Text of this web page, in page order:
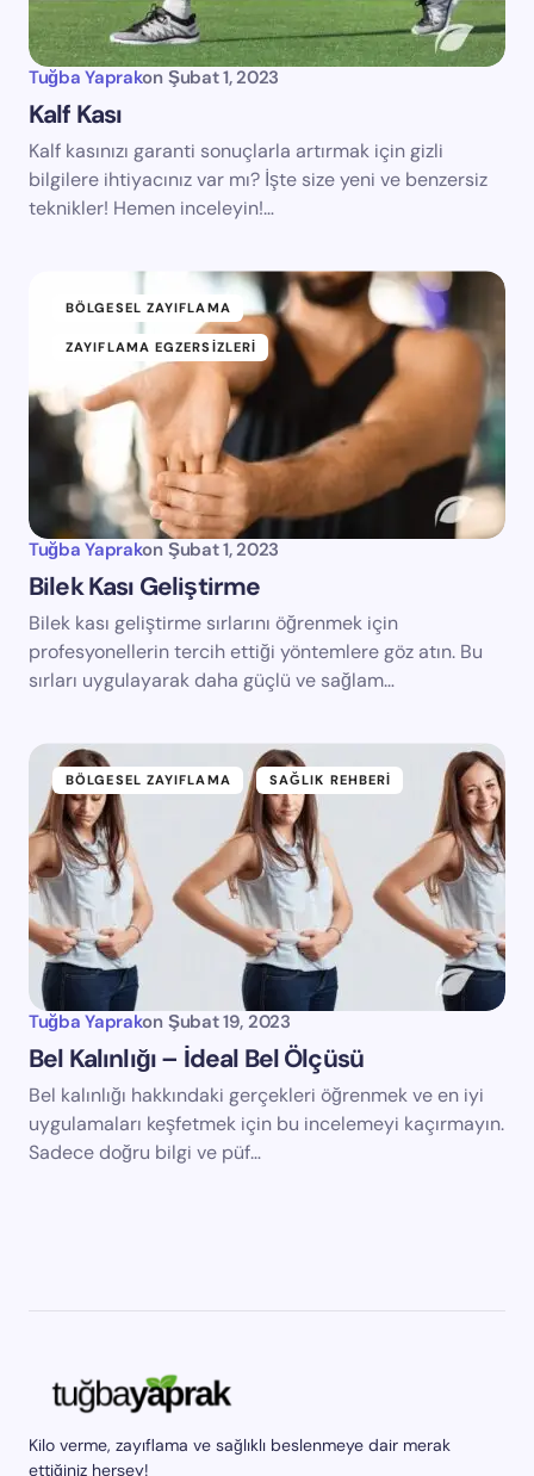
Tuğba Yaprakon Şubat 1, 2023
Kalf Kası
Kalf kasınızı garanti sonuçlarla artırmak için gizli
bilgilere ihtiyacınız var mı? İşte size yeni ve benzersiz
teknikler! Hemen inceleyin!…
BÖLGESEL ZAYIFLAMA
ZAYIFLAMA EGZERSIZLERI
Tuğba Yaprakon Şubat 1, 2023
Bilek Kası Geliştirme
Bilek kası geliştirme sırlarını öğrenmek için
profesyonellerin tercih ettiği yöntemlere göz atın. Bu
sırları uygulayarak daha güçlü ve sağlam…
BÖLGESEL ZAYIFLAMA SAĞLIK REHBERI
Tuğba Yaprakon Şubat 19, 2023
Bel Kalınlığı – İdeal Bel Ölçüsü
Bel kalınlığı hakkındaki gerçekleri öğrenmek ve en iyi
uygulamaları keşfetmek için bu incelemeyi kaçırmayın.
Sadece doğru bilgi ve püf…
Kilo verme, zayıflama ve sağlıklı beslenmeye dair merak
ettiğiniz herşey!